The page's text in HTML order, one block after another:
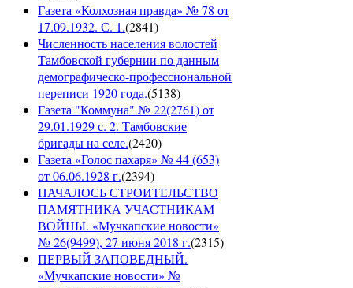
Газета «Колхозная правда» № 78 от
17.09.1932. С. 1.(2841)
Численность населения волостей
Тамбовской губернии по данным
демографическо-профессиональной
переписи 1920 года.(5138)
Газета "Коммуна" № 22(2761) от
29.01.1929 с. 2. Тамбовские
бригады на селе.(2420)
Газета «Голос пахаря» № 44 (653)
от 06.06.1928 г.(2394)
НАЧАЛОСЬ СТРОИТЕЛЬСТВО
ПАМЯТНИКА УЧАСТНИКАМ
ВОЙНЫ. «Мучкапские новости»
№ 26(9499), 27 июня 2018 г.(2315)
ПЕРВЫЙ ЗАПОВЕДНЫЙ.
«Мучкапские новости» №